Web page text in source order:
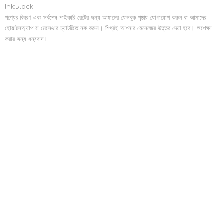
Ink:Black
পণ্যের বিবরণ এবং সর্বশেষ পাইকারি রেটের জন্য আমাদের ফেসবুক পৃষ্ঠায় যোগাযোগ করুন বা আমাদের
হোয়াটসঅ্যাপ বা মেসেঞ্জার চ্যাটটিতে নক করুন। শিগ্রই আপনার মেসেজের উত্তর দেয়া হবে। অপেক্ষা
করার জন্য ধন্যবাদ।